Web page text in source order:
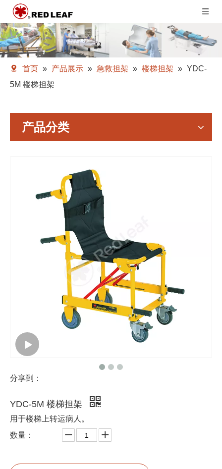
首页 » 产品展示 » 急救担架 » 楼梯担架 » YDC-
5M 楼梯担架
产品分类
分享到：
YDC-5M 楼梯担架
用于楼梯上转运病人。
数量：